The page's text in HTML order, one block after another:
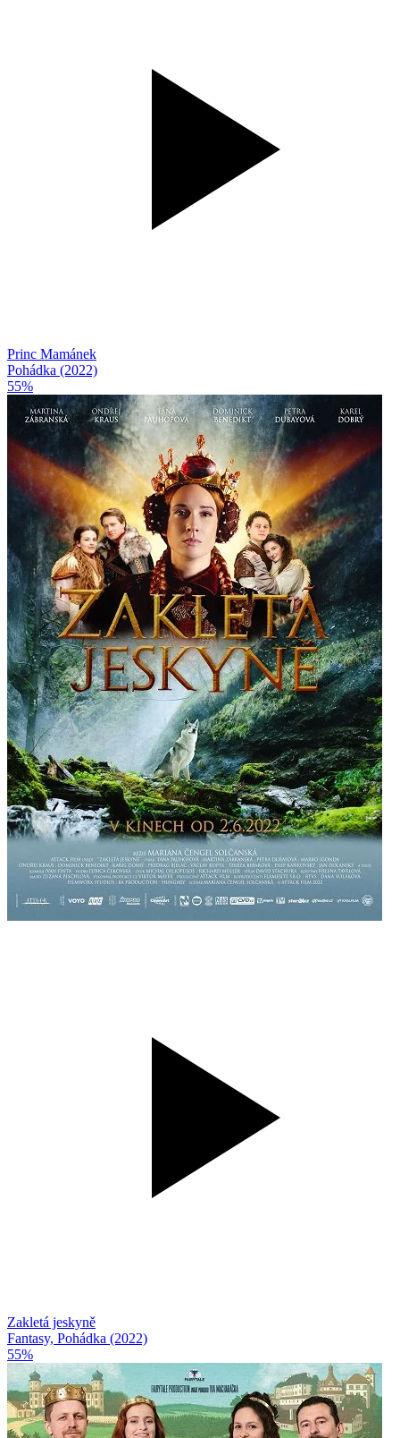
Princ Mamánek
Pohádka (2022)
55%
Zakletá jeskyně
Fantasy, Pohádka (2022)
55%